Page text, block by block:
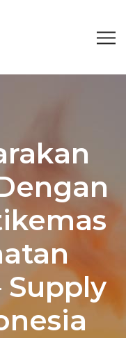
Supply